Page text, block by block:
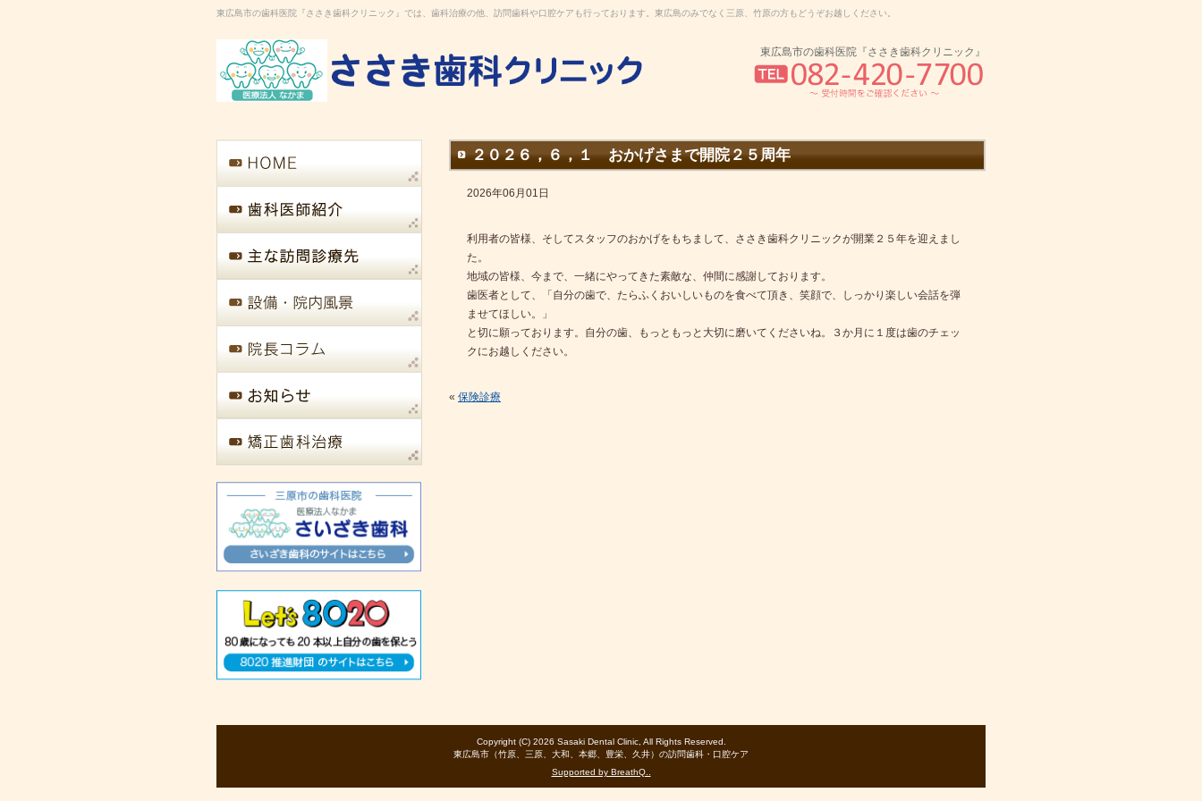
東広島市の歯科医院『ささき歯科クリニック』では、歯科治療の他、訪問歯科や口腔ケアも行っております。東広島のみでなく三原、竹原の方もどうぞお越しください。
東広島市の歯科医院『ささき歯科クリニック』
２０２６，６，１ おかげさまで開院２５周年
2026年06月01日
利用者の皆様、そしてスタッフのおかげをもちまして、ささき歯科クリニックが開業２５年を迎えまし
た。
地域の皆様、今まで、一緒にやってきた素敵な、仲間に感謝しております。
歯医者として、「自分の歯で、たらふくおいしいものを食べて頂き、笑顔で、しっかり楽しい会話を弾
ませてほしい。」
と切に願っております。自分の歯、もっともっと大切に磨いてくださいね。３か月に１度は歯のチェッ
クにお越しください。
« 保険診療
Copyright (C) 2026 Sasaki Dental Clinic, All Rights Reserved.
東広島市（竹原、三原、大和、本郷、豊栄、久井）の訪問歯科・口腔ケア
Supported by BreathQ..